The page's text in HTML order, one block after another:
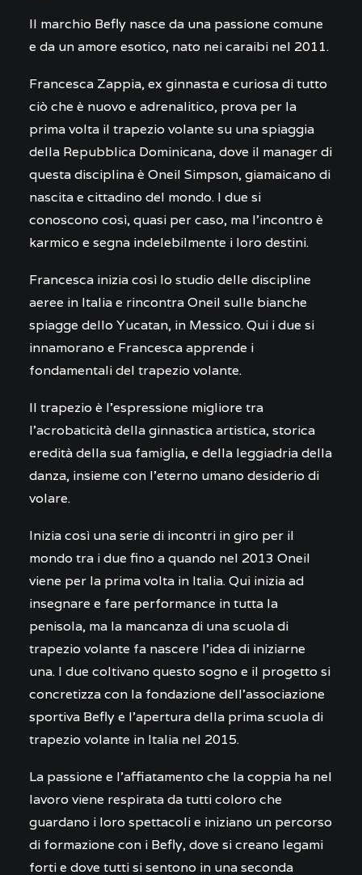
Il marchio Befly nasce da una passione comune
e da un amore esotico, nato nei caraibi nel 2011.
Francesca Zappia, ex ginnasta e curiosa di tutto
ciò che è nuovo e adrenalitico, prova per la
prima volta il trapezio volante su una spiaggia
della Repubblica Dominicana, dove il manager di
questa disciplina è Oneil Simpson, giamaicano di
nascita e cittadino del mondo. I due si
conoscono così, quasi per caso, ma l’incontro è
karmico e segna indelebilmente i loro destini.
Francesca inizia così lo studio delle discipline
aeree in Italia e rincontra Oneil sulle bianche
spiagge dello Yucatan, in Messico. Qui i due si
innamorano e Francesca apprende i
fondamentali del trapezio volante.
Il trapezio è l’espressione migliore tra
l’acrobaticità della ginnastica artistica, storica
eredità della sua famiglia, e della leggiadria della
danza, insieme con l’eterno umano desiderio di
volare.
Inizia così una serie di incontri in giro per il
mondo tra i due fino a quando nel 2013 Oneil
viene per la prima volta in Italia. Qui inizia ad
insegnare e fare performance in tutta la
penisola, ma la mancanza di una scuola di
trapezio volante fa nascere l’idea di iniziarne
una. I due coltivano questo sogno e il progetto si
concretizza con la fondazione dell’associazione
sportiva Befly e l’apertura della prima scuola di
trapezio volante in Italia nel 2015.
La passione e l’affiatamento che la coppia ha nel
lavoro viene respirata da tutti coloro che
guardano i loro spettacoli e iniziano un percorso
di formazione con i Befly, dove si creano legami
forti e dove tutti si sentono in una seconda